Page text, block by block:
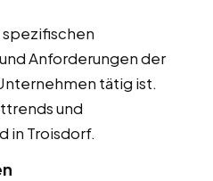
Anforderungen der
tätig ist.
und
in Troisdorf.